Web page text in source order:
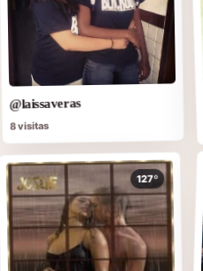
@laissaveras
8 visitas
127º